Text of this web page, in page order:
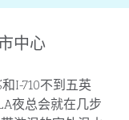
中心
I-710不到五英
夜总会就在几步